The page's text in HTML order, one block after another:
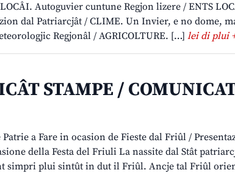
LOCÂI. Autoguvier cuntune Regjon lizere / ENTS
dal Patriarcjât / CLIME. Un Invier, e no dome,
Regjonâl / AGRICOLTURE. […] lei di plui
STAMPE /
a Fare in ocasion de Fieste dal Friûl /
della Festa del Friuli La nassite dal Stât
simpri plui sintût in dut il Friûl. Ancje tal Friûl